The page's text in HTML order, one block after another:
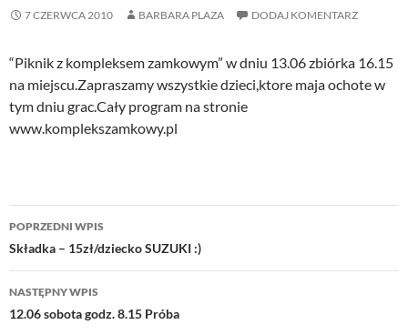
7 CZERWCA 2010 BARBARA PLAZA DODAJ KOMENTARZ
“Piknik z kompleksem zamkowym” w dniu 13.06 zbiórka 16.15
na miejscu.Zapraszamy wszystkie dzieci,ktore maja ochote w
tym dniu grac.Cały program na stronie
www.komplekszamkowy.pl
Nawigacja
wpisu
POPRZEDNI WPIS
Składka – 15zł/dziecko SUZUKI :)
NASTĘPNY WPIS
12.06 sobota godz. 8.15 Próba